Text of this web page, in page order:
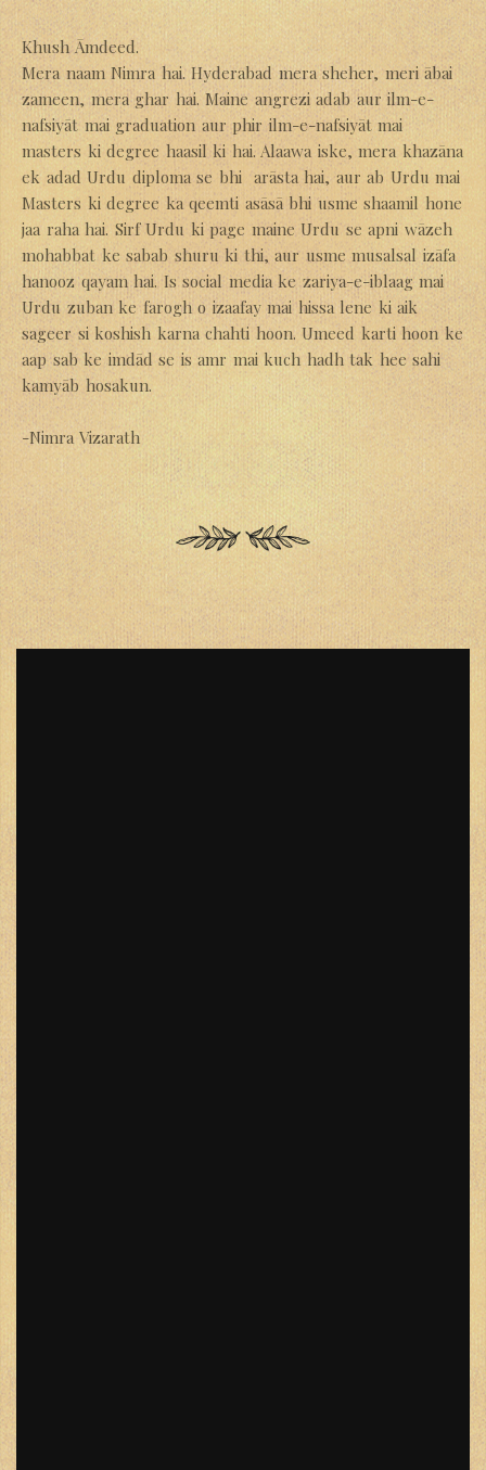
Khush Āmdeed.
Mera naam Nimra hai. Hyderabad mera sheher, meri ābai
zameen, mera ghar hai. Maine angrezi adab aur ilm-e-
nafsiyāt mai graduation aur phir ilm-e-nafsiyāt mai
masters ki degree haasil ki hai. Alaawa iske, mera khazāna
ek adad Urdu diploma se bhi arāsta hai, aur ab Urdu mai
Masters ki degree ka qeemti asāsā bhi usme shaamil hone
jaa raha hai. Sirf Urdu ki page maine Urdu se apni wāzeh
mohabbat ke sabab shuru ki thi, aur usme musalsal izāfa
hanooz qayam hai. Is social media ke zariya-e-iblaag mai
Urdu zuban ke farogh o izaafay mai hissa lene ki aik
sageer si koshish karna chahti hoon. Umeed karti hoon ke
aap sab ke imdād se is amr mai kuch hadh tak hee sahi
kamyāb hosakun.
-Nimra Vizarath